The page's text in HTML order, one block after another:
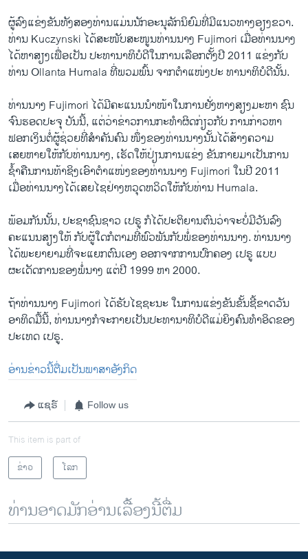
ຜູ້ລົງແຂ່ງຂັນທັງສອງທ່ານແມ່ນນັກອະນຸລັກນິຍົມທີ່ມີແນວທາງອຽງຂວາ.
ທ່ານ Kuczynski ໄດ້ສະໜັບສະໜູນທ່ານນາງ Fujimori ເມື່ອທ່ານນາງ
ໄດ້ຫາສຽງເພື່ອເປັນ ປະທານາທິບໍດີໃນການເລືອກຕັ້ງປີ 2011 ​ແຂ່ງ​ກັບ​
ທ່ານ Ollanta Humala ທີ່​ພວມ​ພົ້ນ ຈາກ​ຕຳ​ແໜ່​ງປະ ທາ​ນາ​ທິບໍດີ​ນັ້ນ.
ທ່ານນາງ Fujimori ໄດ້ມີຄະແນນນຳໜ້າໃນການຢັ່ງຫາງສຽງມະຫາ ຊົນ
ຈົນຮອດປະຈຸ ບັນນີ້, ແຕ່ວ່າຂ່າວການກະທຳຜິດກ່ຽວກັບ ການກ່າວຫາ
ຟອກເງິນຕໍ່ຜູ້​ຊ່ວຍ​ທີ່​ສຳຄັນຄົນ ໜຶ່ງຂອງ​ທ່ານ​ນາງນັ້ນໄດ້ສ້າງຄວາມ
ເສຍຫາຍໃຫ້ກັບທ່ານນາງ, ເຮັດໃຫ້ປ່ຽນການແຂ່ງ ຂັນກາຍມາເປັນການ
ຊ້ຳຄືນການທ້າຊິງເອົາຕຳແໜ່ງຂອງທ່ານນາງ Fujimori ໃນປີ 2011
ເມື່ອທ່ານນາງໄດ້ເສຍ​ໄຊຢ່າງ​ຫວຸດ​ຫວິດໃຫ້ກັບທ່ານ Humala.
ພ້ອມກັນນັ້ນ, ປະຊາຊົນຊາວ ເປຣູ ກໍໄດ້ປະຕິຍານຕົນວ່າຈະບໍ່ມີວັນລົງ
ຄະແນນສຽງໃຫ້ ກັບຜູ້ໃດກໍຕາມທີ່ພົວພັນກັບພໍ່ຂອງທ່ານນາງ. ທ່ານນາງ
ໄດ້ພະຍາຍາມທີ່ຈະແຍກຕົນເອງ ອອກຈາກການປົກຄອງ ເປຣູ ແບບ
ຜະເດັດການຂອງພໍ່ນາງ ​ແຕ່ປີ 1999 ຫາ 2000.
ຖ້າທ່ານນາງ Fujimori ໄດ້ຮັບໄຊຊະນະ ໃນການແຂ່ງຂັນຂັ້ນຊີ້ຂາດວັນ
ອາທິດມື້ນີ້, ທ່ານ​ນາງກໍຈະກາຍເປັນປະທານາທິບໍດີແມ່ຍິງຄົນທຳອິດຂອງ
ປະເທດ ເປຣູ.
ອ່ານຂ່າວນີ້ຕື່ມເປັນພາສາອັງກິດ
ແຊຣ໌ Follow us
This item is part of
ຂ່າວ
ໂລກ
ທ່ານອາດມັກອ່ານເລື້ອງນີ້ຕື່ມ